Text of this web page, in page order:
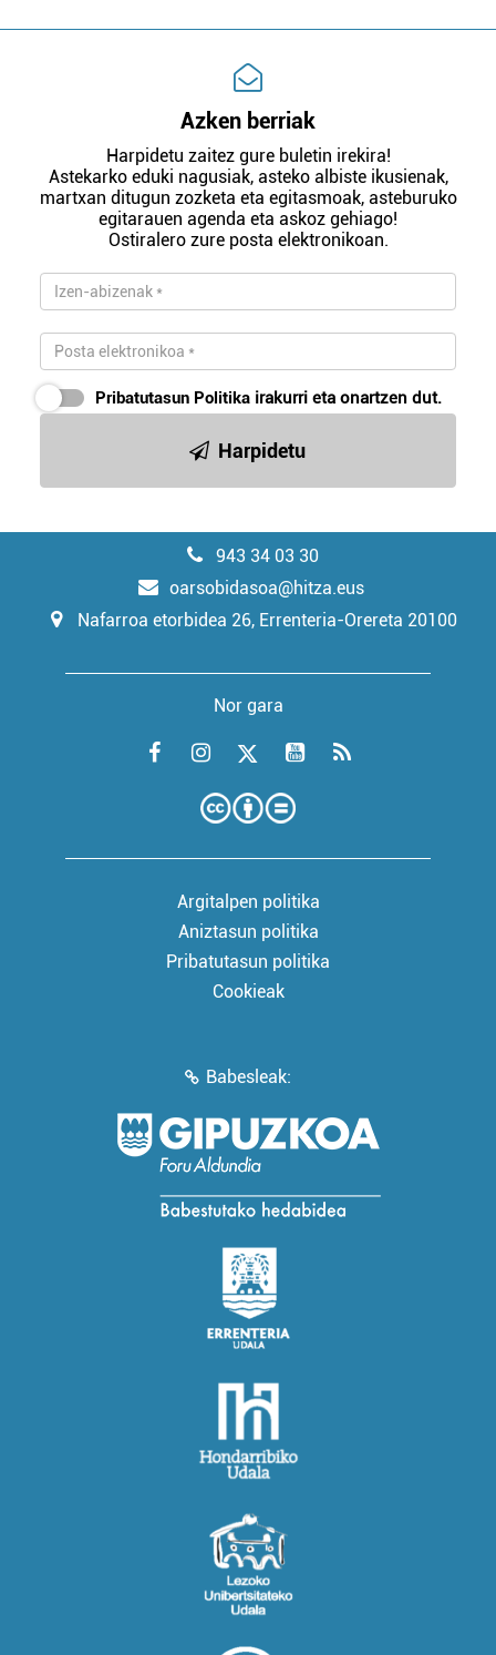
Azken berriak
Harpidetu zaitez gure buletin irekira!
Astekarko eduki nagusiak, asteko albiste ikusienak,
martxan ditugun zozketa eta egitasmoak, asteburuko
egitarauen agenda eta askoz gehiago!
Ostiralero zure posta elektronikoan.
Pribatutasun Politika irakurri eta onartzen dut.
Harpidetu
943 34 03 30
oarsobidasoa@hitza.eus
Nafarroa etorbidea 26, Errenteria-Orereta 20100
Nor gara
Argitalpen politika
Aniztasun politika
Pribatutasun politika
Cookieak
Babesleak: